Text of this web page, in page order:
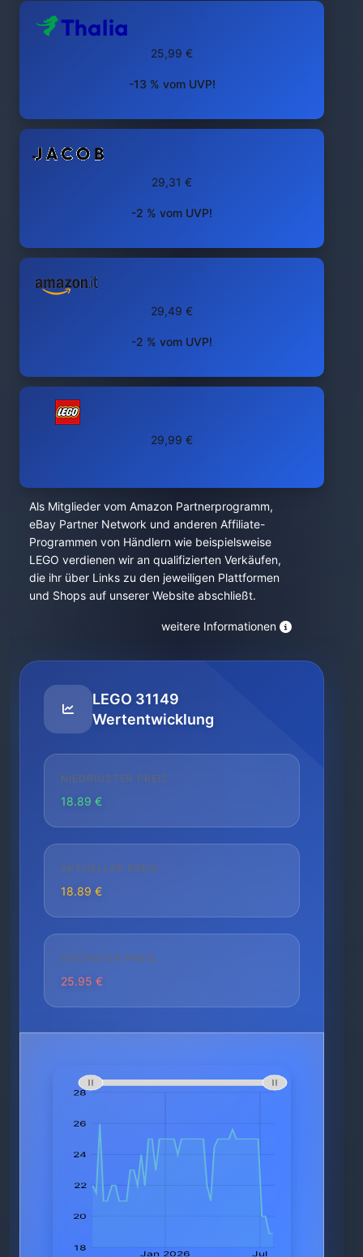
25,99 €
-13 % vom UVP!
29,31 €
-2 % vom UVP!
29,49 €
-2 % vom UVP!
29,99 €
Als Mitglieder vom Amazon Partnerprogramm,
eBay Partner Network und anderen Affiliate-
Programmen von Händlern wie beispielsweise
LEGO verdienen wir an qualifizierten Verkäufen,
die ihr über Links zu den jeweiligen Plattformen
und Shops auf unserer Website abschließt.
weitere Informationen
LEGO 31149
Wertentwicklung
NIEDRIGSTER PREIS
18.89 €
AKTUELLER PREIS
18.89 €
HÖCHSTER PREIS
25.95 €